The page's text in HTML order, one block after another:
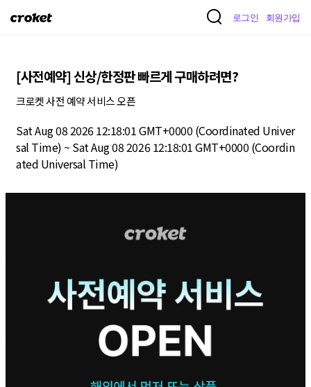
크
로그인 회원가입
[사전예약] 신상/한정판 빠르게 구매하려면?
크로켓 사전 예약 서비스 오픈
Sat Aug 08 2026 12:18:01 GMT+0000 (Coordinated Univer
sal Time) ~ Sat Aug 08 2026 12:18:01 GMT+0000 (Coordin
ated Universal Time)